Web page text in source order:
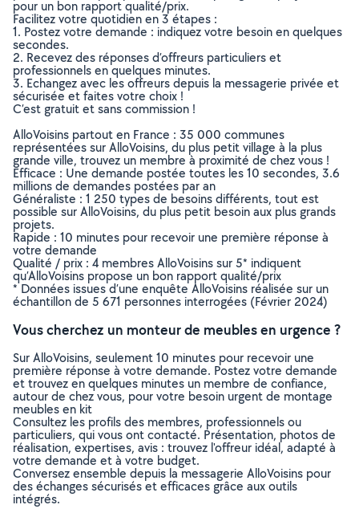
pour un bon rapport qualité/prix.
Facilitez votre quotidien en 3 étapes :
1. Postez votre demande : indiquez votre besoin en quelques
secondes.
2. Recevez des réponses d’offreurs particuliers et
professionnels en quelques minutes.
3. Echangez avec les offreurs depuis la messagerie privée et
sécurisée et faites votre choix !
C’est gratuit et sans commission !
AlloVoisins partout en France : 35 000 communes
représentées sur AlloVoisins, du plus petit village à la plus
grande ville, trouvez un membre à proximité de chez vous !
Efficace : Une demande postée toutes les 10 secondes, 3.6
millions de demandes postées par an
Généraliste : 1 250 types de besoins différents, tout est
possible sur AlloVoisins, du plus petit besoin aux plus grands
projets.
Rapide : 10 minutes pour recevoir une première réponse à
votre demande
Qualité / prix : 4 membres AlloVoisins sur 5* indiquent
qu’AlloVoisins propose un bon rapport qualité/prix
* Données issues d’une enquête AlloVoisins réalisée sur un
échantillon de 5 671 personnes interrogées (Février 2024)
Vous cherchez un monteur de meubles en urgence ?
Sur AlloVoisins, seulement 10 minutes pour recevoir une
première réponse à votre demande. Postez votre demande
et trouvez en quelques minutes un membre de confiance,
autour de chez vous, pour votre besoin urgent de montage
meubles en kit
Consultez les profils des membres, professionnels ou
particuliers, qui vous ont contacté. Présentation, photos de
réalisation, expertises, avis : trouvez l'offreur idéal, adapté à
votre demande et à votre budget.
Conversez ensemble depuis la messagerie AlloVoisins pour
des échanges sécurisés et efficaces grâce aux outils
intégrés.